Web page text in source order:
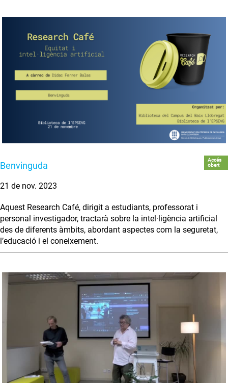
Benvinguda
Accés
obert
21 de nov. 2023
Aquest Research Café, dirigit a estudiants, professorat i
personal investigador, tractarà sobre la intel·ligència artificial
des de diferents àmbits, abordant aspectes com la seguretat,
l’educació i el coneixement.